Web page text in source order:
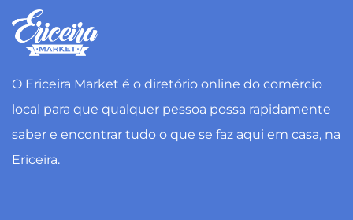
O Ericeira Market é o diretório online do comércio
local para que qualquer pessoa possa rapidamente
saber e encontrar tudo o que se faz aqui em casa, na
Ericeira.